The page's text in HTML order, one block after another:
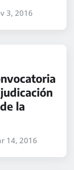
3, 2016
la
14, 2016